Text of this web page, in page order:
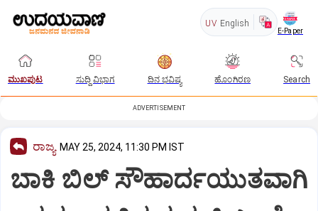
UV English
E-Paper
ಮುಖಪುಟ ಸುದ್ದಿ ವಿಭಾಗ ದಿನ ಭವಿಷ್ಯ ಹೊಂಗಿರಣ Search
ADVERTISEMENT
ರಾಜ್ಯ MAY 25, 2024, 11:30 PM IST
ಬಾಕಿ ಬಿಲ್‌ ಸೌಹಾರ್ದಯುತವಾಗಿ